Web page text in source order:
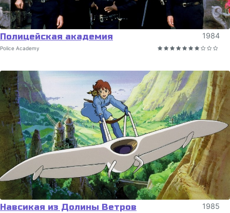
Полицейская академия 1984
Police Academy
Навсикая из Долины Ветров 1985